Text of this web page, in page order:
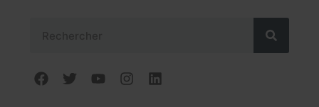
F
a
T
w
Y
o
I
n
L
i